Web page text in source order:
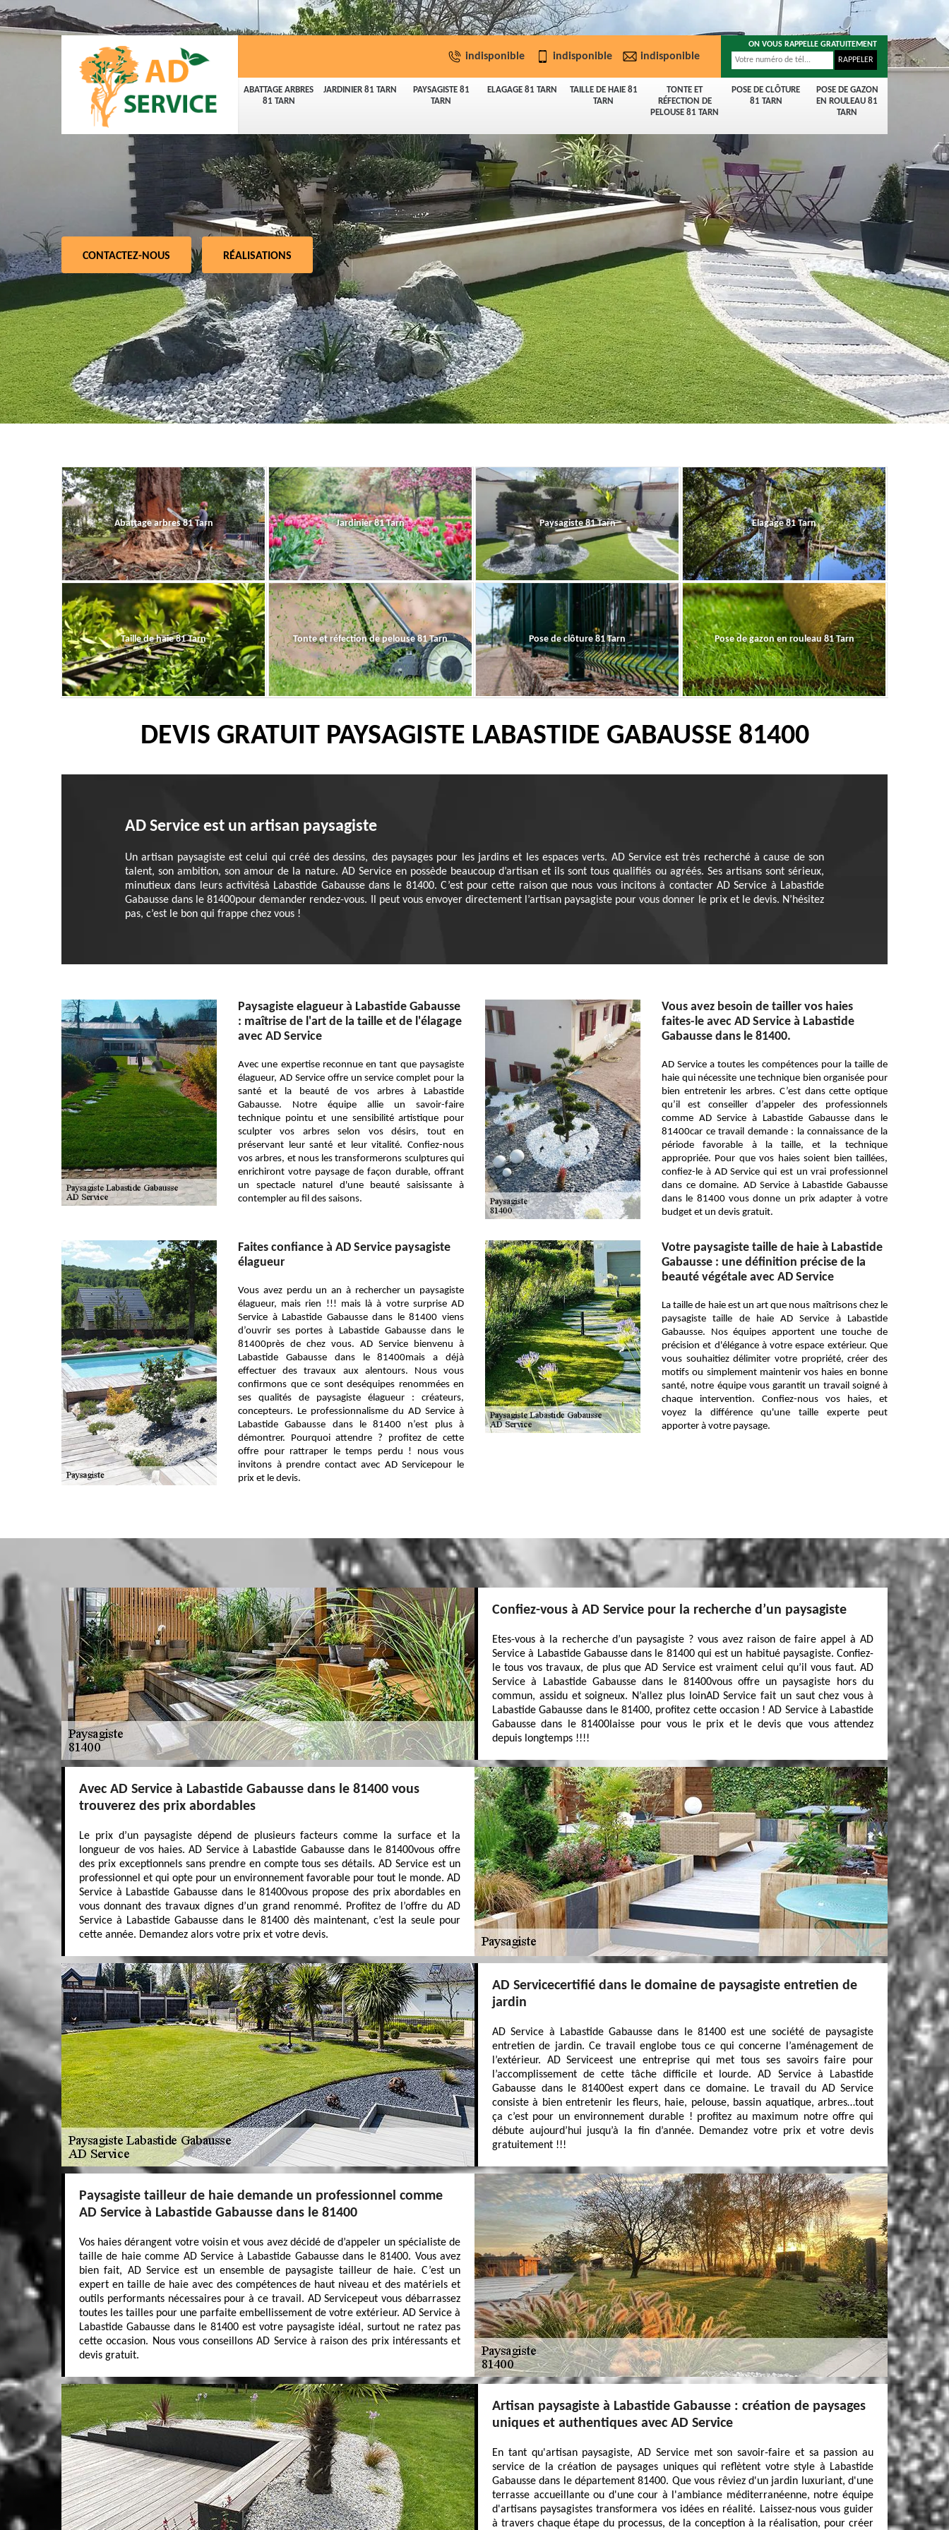
ABATTAGE ARBRES
81 TARN
JARDINIER 81 TARN
PAYSAGISTE 81
TARN
ELAGAGE 81 TARN
TAILLE DE HAIE 81
TARN
TONTE ET
RÉFECTION DE
PELOUSE 81 TARN
POSE DE CLÔTURE
81 TARN
POSE DE GAZON
EN ROULEAU 81
TARN
indisponible indisponible indisponible
ON VOUS RAPPELLE GRATUITEMENT
CONTACTEZ-NOUS RÉALISATIONS
Abattage arbres 81 Tarn Jardinier 81 Tarn Paysagiste 81 Tarn Elagage 81 Tarn
Taille de haie 81 Tarn Tonte et réfection de pelouse 81 Tarn Pose de clôture 81 Tarn Pose de gazon en rouleau 81 Tarn
DEVIS GRATUIT PAYSAGISTE LABASTIDE GABAUSSE 81400
AD Service est un artisan paysagiste
Un artisan paysagiste est celui qui créé des dessins, des paysages pour les jardins et les espaces verts. AD Service est très recherché à cause de son
talent, son ambition, son amour de la nature. AD Service en possède beaucoup d’artisan et ils sont tous qualifiés ou agréés. Ses artisans sont sérieux,
minutieux dans leurs activitésà Labastide Gabausse dans le 81400. C’est pour cette raison que nous vous incitons à contacter AD Service à Labastide
Gabausse dans le 81400pour demander rendez-vous. Il peut vous envoyer directement l’artisan paysagiste pour vous donner le prix et le devis. N’hésitez
pas, c’est le bon qui frappe chez vous !
Paysagiste elagueur à Labastide Gabausse
: maîtrise de l'art de la taille et de l'élagage
avec AD Service
Avec une expertise reconnue en tant que paysagiste
élagueur, AD Service offre un service complet pour la
santé et la beauté de vos arbres à Labastide
Gabausse. Notre équipe allie un savoir-faire
technique pointu et une sensibilité artistique pour
sculpter vos arbres selon vos désirs, tout en
préservant leur santé et leur vitalité. Confiez-nous
vos arbres, et nous les transformerons sculptures qui
enrichiront votre paysage de façon durable, offrant
un spectacle naturel d'une beauté saisissante à
contempler au fil des saisons.
Vous avez besoin de tailler vos haies
faites-le avec AD Service à Labastide
Gabausse dans le 81400.
AD Service a toutes les compétences pour la taille de
haie qui nécessite une technique bien organisée pour
bien entretenir les arbres. C’est dans cette optique
qu’il est conseiller d’appeler des professionnels
comme AD Service à Labastide Gabausse dans le
81400car ce travail demande : la connaissance de la
période favorable à la taille, et la technique
appropriée. Pour que vos haies soient bien taillées,
confiez-le à AD Service qui est un vrai professionnel
dans ce domaine. AD Service à Labastide Gabausse
dans le 81400 vous donne un prix adapter à votre
budget et un devis gratuit.
Faites confiance à AD Service paysagiste
élagueur
Vous avez perdu un an à rechercher un paysagiste
élagueur, mais rien !!! mais là à votre surprise AD
Service à Labastide Gabausse dans le 81400 viens
d’ouvrir ses portes à Labastide Gabausse dans le
81400près de chez vous. AD Service bienvenu à
Labastide Gabausse dans le 81400mais a déjà
effectuer des travaux aux alentours. Nous vous
confirmons que ce sont deséquipes renommées en
ses qualités de paysagiste élagueur : créateurs,
concepteurs. Le professionnalisme du AD Service à
Labastide Gabausse dans le 81400 n’est plus à
démontrer. Pourquoi attendre ? profitez de cette
offre pour rattraper le temps perdu ! nous vous
invitons à prendre contact avec AD Servicepour le
prix et le devis.
Votre paysagiste taille de haie à Labastide
Gabausse : une définition précise de la
beauté végétale avec AD Service
La taille de haie est un art que nous maîtrisons chez le
paysagiste taille de haie AD Service à Labastide
Gabausse. Nos équipes apportent une touche de
précision et d'élégance à votre espace extérieur. Que
vous souhaitiez délimiter votre propriété, créer des
motifs ou simplement maintenir vos haies en bonne
santé, notre équipe vous garantit un travail soigné à
chaque intervention. Confiez-nous vos haies, et
voyez la différence qu'une taille experte peut
apporter à votre paysage.
Confiez-vous à AD Service pour la recherche d’un paysagiste
Etes-vous à la recherche d’un paysagiste ? vous avez raison de faire appel à AD
Service à Labastide Gabausse dans le 81400 qui est un habitué paysagiste. Confiez-
le tous vos travaux, de plus que AD Service est vraiment celui qu’il vous faut. AD
Service à Labastide Gabausse dans le 81400vous offre un paysagiste hors du
commun, assidu et soigneux. N’allez plus loinAD Service fait un saut chez vous à
Labastide Gabausse dans le 81400, profitez cette occasion ! AD Service à Labastide
Gabausse dans le 81400laisse pour vous le prix et le devis que vous attendez
depuis longtemps !!!!
Avec AD Service à Labastide Gabausse dans le 81400 vous
trouverez des prix abordables
Le prix d’un paysagiste dépend de plusieurs facteurs comme la surface et la
longueur de vos haies. AD Service à Labastide Gabausse dans le 81400vous offre
des prix exceptionnels sans prendre en compte tous ses détails. AD Service est un
professionnel et qui opte pour un environnement favorable pour tout le monde. AD
Service à Labastide Gabausse dans le 81400vous propose des prix abordables en
vous donnant des travaux dignes d’un grand renommé. Profitez de l’offre du AD
Service à Labastide Gabausse dans le 81400 dès maintenant, c’est la seule pour
cette année. Demandez alors votre prix et votre devis.
AD Servicecertifié dans le domaine de paysagiste entretien de
jardin
AD Service à Labastide Gabausse dans le 81400 est une société de paysagiste
entretien de jardin. Ce travail englobe tous ce qui concerne l’aménagement de
l’extérieur. AD Serviceest une entreprise qui met tous ses savoirs faire pour
l’accomplissement de cette tâche difficile et lourde. AD Service à Labastide
Gabausse dans le 81400est expert dans ce domaine. Le travail du AD Service
consiste à bien entretenir les fleurs, haie, pelouse, bassin aquatique, arbres…tout
ça c’est pour un environnement durable ! profitez au maximum notre offre qui
débute aujourd’hui jusqu’à la fin d’année. Demandez votre prix et votre devis
gratuitement !!!
Paysagiste tailleur de haie demande un professionnel comme
AD Service à Labastide Gabausse dans le 81400
Vos haies dérangent votre voisin et vous avez décidé de d’appeler un spécialiste de
taille de haie comme AD Service à Labastide Gabausse dans le 81400. Vous avez
bien fait, AD Service est un ensemble de paysagiste tailleur de haie. C’est un
expert en taille de haie avec des compétences de haut niveau et des matériels et
outils performants nécessaires pour à ce travail. AD Servicepeut vous débarrassez
toutes les tailles pour une parfaite embellissement de votre extérieur. AD Service à
Labastide Gabausse dans le 81400 est votre paysagiste idéal, surtout ne ratez pas
cette occasion. Nous vous conseillons AD Service à raison des prix intéressants et
devis gratuit.
Artisan paysagiste à Labastide Gabausse : création de paysages
uniques et authentiques avec AD Service
En tant qu'artisan paysagiste, AD Service met son savoir-faire et sa passion au
service de la création de paysages uniques qui reflètent votre style à Labastide
Gabausse dans le département 81400. Que vous rêviez d'un jardin luxuriant, d'une
terrasse accueillante ou d'une cour à l'ambiance méditerranéenne, notre équipe
d'artisans paysagistes transformera vos idées en réalité. Laissez-nous vous guider
à travers chaque étape du processus, de la conception à la réalisation, pour créer